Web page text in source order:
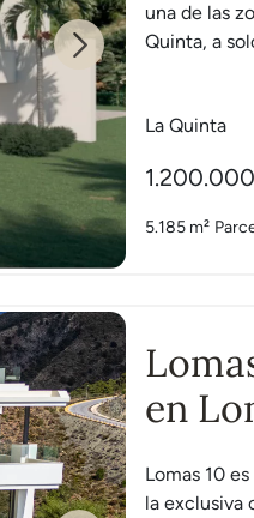
Next
una de las
Quinta, a
La Quinta
5.185 m²
en
Lomas 10
la exclusiva